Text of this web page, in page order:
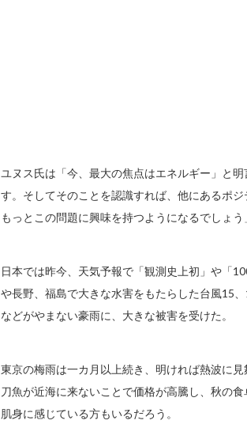
ユヌス氏は「今、最大の焦点はエネルギー」と
す。そしてそのことを認識すれば、他にあるポ
もっとこの問題に興味を持つようになるでしょう
日本では昨今、天気予報で「観測史上初」や「
や長野、福島で大きな水害をもたらした台風15
などがやまない豪雨に、大きな被害を受けた。
東京の梅雨は一カ月以上続き、明ければ熱波に
刀魚が近海に来ないことで価格が高騰し、秋の
肌身に感じている方もいるだろう。